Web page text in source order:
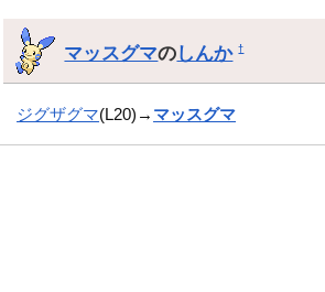
マッスグマのしんか †
ジグザグマ(L20)→ マッスグマ